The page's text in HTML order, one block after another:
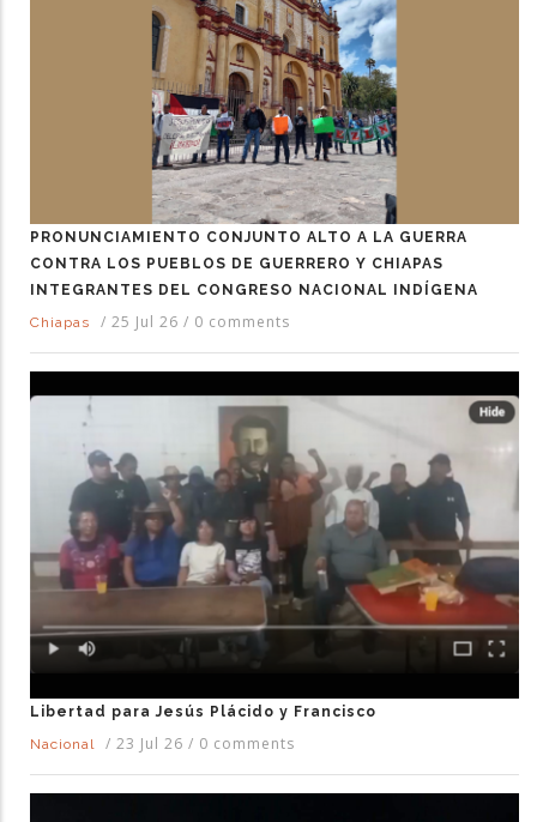
PRONUNCIAMIENTO CONJUNTO ALTO A LA GUERRA
CONTRA LOS PUEBLOS DE GUERRERO Y CHIAPAS
INTEGRANTES DEL CONGRESO NACIONAL INDÍGENA
Chiapas
/ 25 Jul 26 / 0 comments
Libertad para Jesús Plácido y Francisco
Nacional
/ 23 Jul 26 / 0 comments